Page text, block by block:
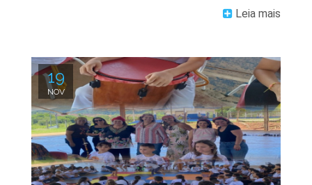
Leia mais
19
NOV